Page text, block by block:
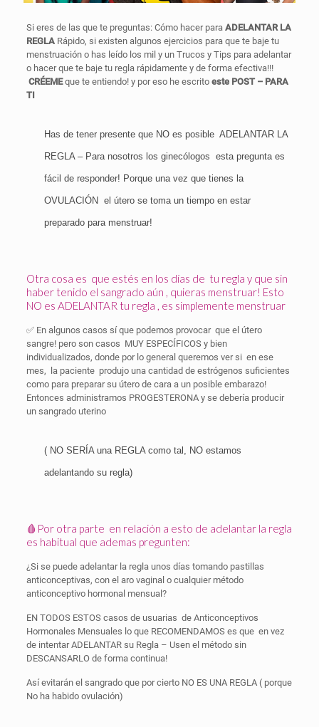
Si eres de las que te preguntas: Cómo hacer para ADELANTAR LA
REGLARápido, si existen algunos ejercicios para que te baje tu
menstruación o has leído los mil y un Trucos y Tips para adelantar
o hacer que te baje tu regla rápidamente y de forma efectiva!!!
CRÉEMEque te entiendo! y por eso he escrito este POST – PARA
TI
Has de tener presente que NO es posible ADELANTAR LA
REGLA – Para nosotros los ginecólogos esta pregunta es
fácil de responder! Porque una vez que tienes la
OVULACIÓN el útero se toma un tiempo en estar
preparado para menstruar!
Otra cosa es que estés en los días de tu regla y que sin
haber tenido el sangrado aún , quieras menstruar! Esto
NO es ADELANTAR tu regla , es simplemente menstruar
✅ En algunos casos sí que podemos provocar que el útero
sangre! pero son casos MUY ESPECÍFICOS y bien
individualizados, donde por lo general queremos ver si en ese
mes,
la paciente produjo una cantidad de estrógenos suficientes
como para preparar su útero de cara a un posible embarazo!
Entonces administramos PROGESTERONA y se debería producir
un sangrado uterino
( NO SERÍA una REGLA como tal, NO estamos
adelantando su regla)
🩸Por otra parte en relación a esto de adelantar la regla
es habitual que ademas pregunten:
¿Si se puede adelantar la regla unos días tomando pastillas
anticonceptivas, con el aro vaginal o cualquier método
anticonceptivo hormonal mensual?
EN TODOS ESTOS casos de usuarias de Anticonceptivos
Hormonales Mensuales lo que RECOMENDAMOS es que en vez
de intentar ADELANTAR su Regla – Usen el método sin
DESCANSARLO de forma continua!
Así evitarán el sangrado que por cierto NO ES UNA REGLA ( porque
No ha habido ovulación)